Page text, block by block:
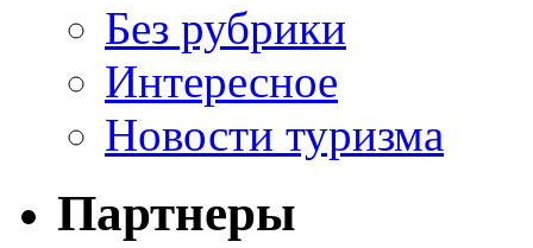
Без рубрики
Интересное
Новости туризма
Партнеры